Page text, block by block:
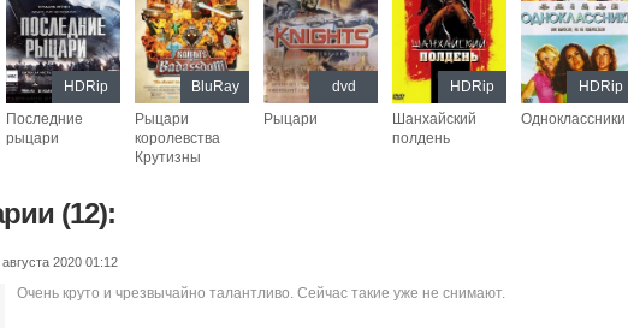
Последние
рыцари
HDRip
Рыцари
королевства
Крутизны
BluRay
Рыцари
dvd
Шанхайский
полдень
HDRip
Одноклассники
HDRip
(12):
августа 2020 01:12
Очень круто и чрезвычайно талантливо. Сейчас такие уже не снимают.